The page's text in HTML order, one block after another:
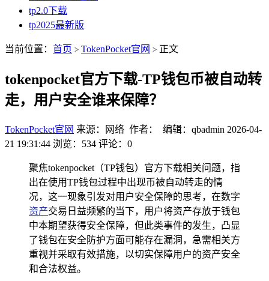
tp2.0下载
tp2025最新版
当前位置： 首页 > TokenPocket官网 > 正文
tokenpocket官方下载-TP钱包币被自动转
走，用户安全谁来保障？
TokenPocket官网 来源：网络 作者： 编辑：qbadmin 2026-04-
21 19:31:44 浏览：534 评论：0
聚焦tokenpocket（TP钱包）官方下载相关问题，指
出在使用TP钱包过程中出现币被自动转走的情
况，这一现象引发对用户安全保障的思考，在数字
资产交易日益频繁的当下，用户将资产存放于钱包
中本期望获得安全保障，但此类事件的发生，凸显
了钱包在安全防护方面可能存在漏洞，急需相关方
重视并采取有效措施，以切实保障用户的资产安全
和合法权益。